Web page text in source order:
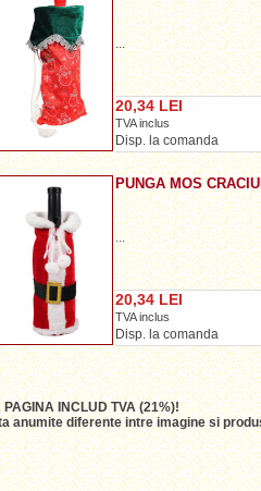
...
20,34 LEI
TVA inclus
Disp. la comanda
PUNGA MOS
...
20,34 LEI
TVA inclus
Disp. la comanda
INCLUD TVA (21%)!
anumite diferente intre imagine si